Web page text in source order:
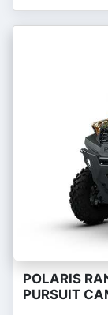
POLARIS
PURSUIT